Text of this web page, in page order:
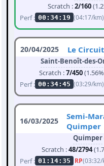
Scratch :2/160
Perf : 00:34:19 (04:17/km)
20/04/2025 Le
Saint-Benoît-des-
Scratch :7/450
Perf : 00:34:45 (03:29/km)
16/03/2025
Semi-
Quimper
Quimper
Scratch :48/2794
Perf : 01:14:35 RP(03:32/